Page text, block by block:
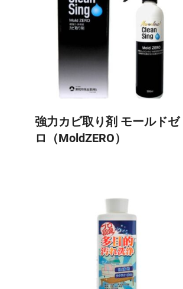
強力カビ取り剤 モールドゼ
ロ（MoldZERO）